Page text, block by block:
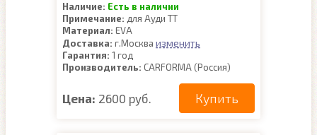
Наличие: Есть в наличии
Примечание: для Ауди ТТ
Материал: EVA
Доставка: г.Москва изменить
Гарантия: 1 год
Производитель: CARFORMA (Россия)
Цена: 2600 руб. Купить